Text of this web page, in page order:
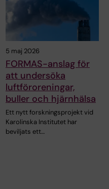
5 maj 2026
FORMAS-anslag för
att undersöka
luftföroreningar,
buller och hjärnhälsa
Ett nytt forskningsprojekt vid
Karolinska Institutet har
beviljats ett…